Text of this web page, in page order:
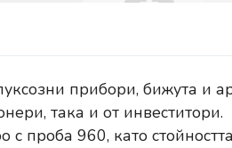
прибори, бижута и
така и от инвеститори.
проба 960, като